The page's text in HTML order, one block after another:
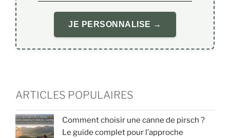
JE PERSONNALISE →
ARTICLES POPULAIRES
Comment choisir une canne de pirsch ?
Le guide complet pour l’approche